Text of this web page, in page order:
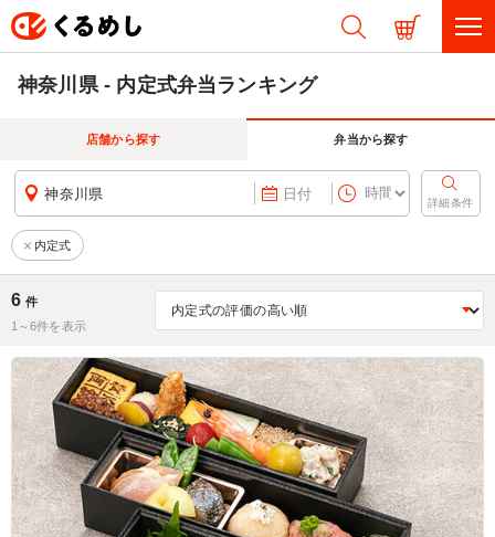
神奈川県 - 内定式弁当ランキング
店舗から探す 弁当から探す
神奈川県 日付
詳細条件
内定式
6 件
1～6件を表示